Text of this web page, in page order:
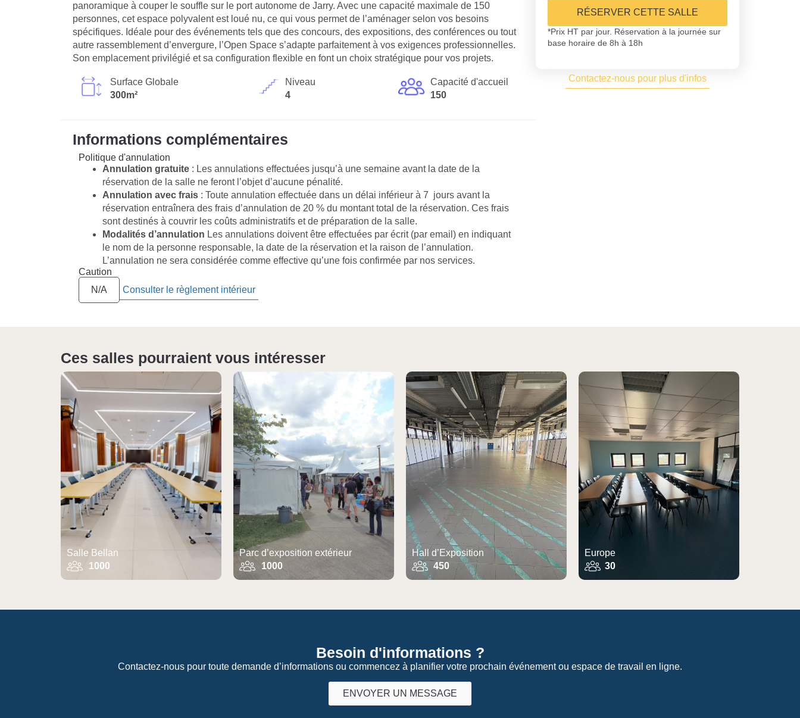
panoramique à couper le souffle sur le port autonome de Jarry. Avec une capacité maximale de 150
personnes, cet espace polyvalent est loué nu, ce qui vous permet de l’aménager selon vos besoins
spécifiques. Idéale pour des événements tels que des concours, des expositions, des conférences ou tout
autre rassemblement d’envergure, l’Open Space s’adapte parfaitement à vos exigences professionnelles.
Son emplacement privilégié et sa configuration flexible en font un choix stratégique pour vos projets.
Surface Globale
300m²
Niveau
4
Capacité d'accueil
150
Informations complémentaires
Politique d'annulation
Annulation gratuite : Les annulations effectuées jusqu’à une semaine avant la date de la
réservation de la salle ne feront l’objet d’aucune pénalité.
Annulation avec frais : Toute annulation effectuée dans un délai inférieur à 7 jours avant la
réservation entraînera des frais d’annulation de 20 % du montant total de la réservation. Ces frais
sont destinés à couvrir les coûts administratifs et de préparation de la salle.
Modalités d’annulation Les annulations doivent être effectuées par écrit (par email) en indiquant
le nom de la personne responsable, la date de la réservation et la raison de l’annulation.
L’annulation ne sera considérée comme effective qu’une fois confirmée par nos services.
Caution
N/A
Consulter le règlement intérieur
RÉSERVER CETTE SALLE
*Prix HT par jour. Réservation à la journée sur
base horaire de 8h à 18h
Contactez-nous pour plus d'infos
Ces salles pourraient vous intéresser
Salle Bellan
1000
Parc d’exposition extérieur
1000
Hall d’Exposition
450
Europe
30
Besoin d'informations ?
Contactez-nous pour toute demande d’informations ou commencez à planifier votre prochain événement ou espace de travail en ligne.
ENVOYER UN MESSAGE